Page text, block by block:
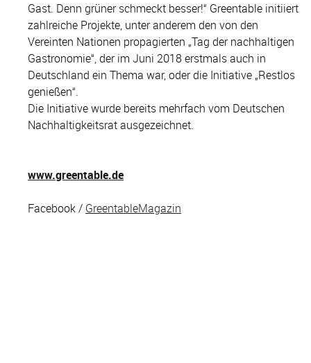
Gast. Denn grüner schmeckt besser!“ Greentable initiiert
zahlreiche Projekte, unter anderem den von den
Vereinten Nationen propagierten „Tag der nachhaltigen
Gastronomie“, der im Juni 2018 erstmals auch in
Deutschland ein Thema war, oder die Initiative „Restlos
genießen“.
Die Initiative wurde bereits mehrfach vom Deutschen
Nachhaltigkeitsrat ausgezeichnet.
www.greentable.de
Facebook / GreentableMagazin